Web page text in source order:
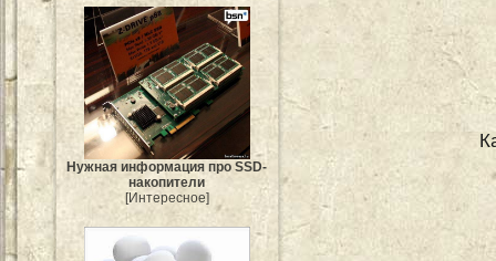
Нужная информация про SSD-
накопители
[Интересное]